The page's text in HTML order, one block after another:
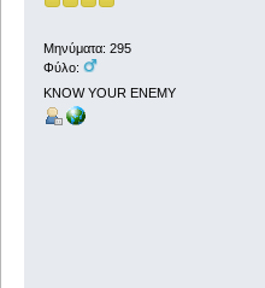
Μηνύματα: 295
Φύλο:
KNOW YOUR ENEMY